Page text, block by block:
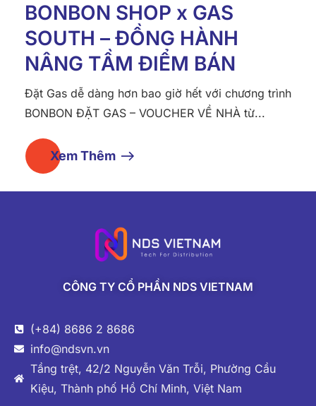
BONBON SHOP x GAS
SOUTH – ĐỒNG HÀNH
NÂNG TẦM ĐIỂM BÁN
Đặt Gas dễ dàng hơn bao giờ hết với chương trình
BONBON ĐẶT GAS – VOUCHER VỀ NHÀ từ...
Xem Thêm
CÔNG TY CỔ PHẦN NDS VIETNAM
(+84) 8686 2 8686
info@ndsvn.vn
Tầng trệt, 42/2 Nguyễn Văn Trỗi, Phường Cầu
Kiệu, Thành phố Hồ Chí Minh, Việt Nam